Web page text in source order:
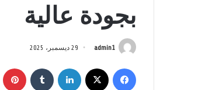
بجودة عالية
admin1 29 ديسمبر، 2025
فيسبوك لينكدإن